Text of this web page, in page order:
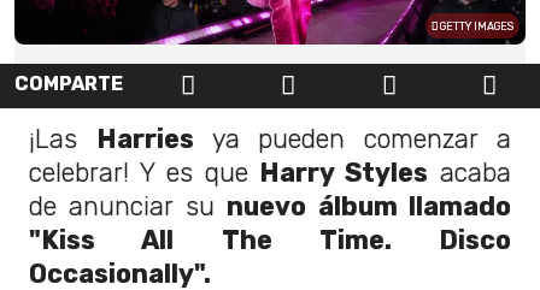
GETTY IMAGES
COMPARTE
¡Las Harries ya pueden comenzar a
celebrar! Y es que Harry Styles acaba
de anunciar su nuevo álbum llamado
"Kiss All The Time. Disco
Occasionally".